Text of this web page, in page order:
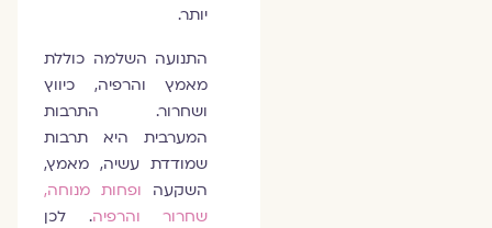
יותר.
התנועה השלמה כוללת
מאמץ והרפיה, כיווץ
ושחרור. התרבות
המערבית היא תרבות
שמודדת עשיה, מאמץ,
השקעה ופחות מנוחה,
שחרור והרפיה. לכן